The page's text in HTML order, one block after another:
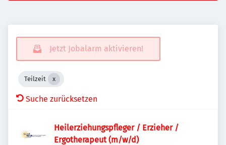
Jetzt Jobalarm aktivieren!
Teilzeit
Suche zurücksetzen
Heilerziehungspfleger / Erzieher /
Ergotherapeut (m/w/d)